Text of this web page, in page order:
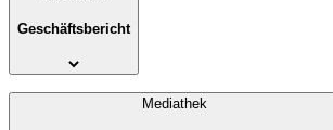
Geschäftsbericht
Mediathek